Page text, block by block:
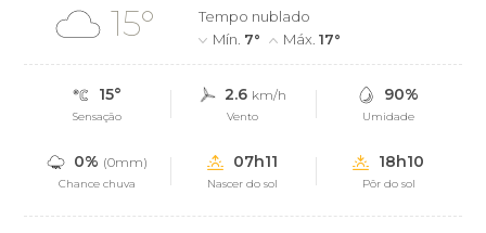
15°
Tempo nublado
Mín. 7° Máx.17°
15°
Sensação
2.6 km/h
Vento
90%
Umidade
0% (0mm)
Chance chuva
07h11
Nascer do sol
18h10
Pôr do sol